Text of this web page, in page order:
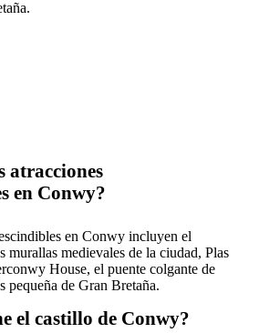
atracciones
en Conwy?
en Conwy incluyen el
murallas medievales de la ciudad, Plas
House, el puente colgante de
pequeña de Gran Bretaña.
el castillo de Conwy?